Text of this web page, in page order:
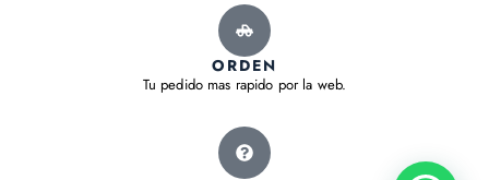
ORDEN
Tu pedido mas rapido por la web.